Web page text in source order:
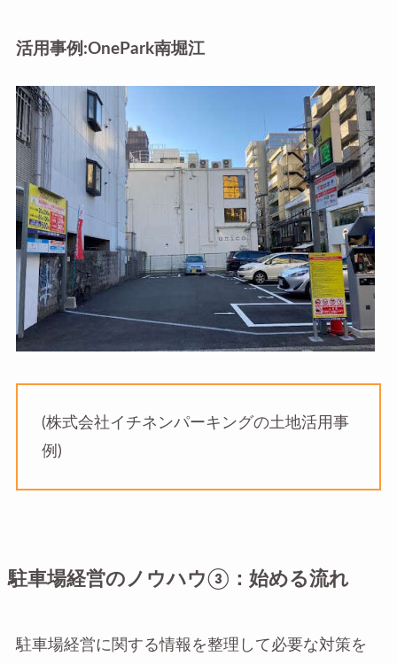
活用事例:OnePark南堀江
(株式会社イチネンパーキングの土地活用事
例)
駐車場経営のノウハウ③：始める流れ
駐車場経営に関する情報を整理して必要な対策を